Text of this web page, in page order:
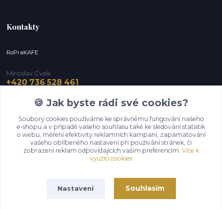
Kontakty
RoPraKAFE
Miroslav Cvek
+420 736 528 461
Upravit sběr cookies.
🍪 Jak byste rádi své cookies?
Soubory cookies používáme ke správnému fungování našeho
e-shopu a v případě vašeho souhlasu také ke sledování statistik
o webu, měření efektivity reklamních kampaní, zapamatování
vašeho oblíbeného nastavení při používání stránek, či
zobrazení reklam odpovídajících vašim preferencím. Více k
využití cookies
Nastavení Souhlasím